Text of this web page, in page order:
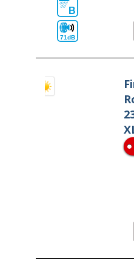
B
71dB